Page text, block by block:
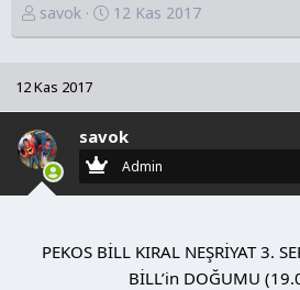
K
o
u
y
u
B
a
a
savok
B
a
a
n
g
ı
a
12 Kas 2017
12 Kas 2017
savok
Admin
PEKOS BİLL KIRAL NEŞRİYAT 3.
BİLL’in DOĞUMU